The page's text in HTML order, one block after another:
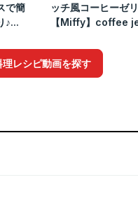
で簡
♪...
ッチ風コーヒーゼ
【Miffy】coffee
理レシピ動画を探す